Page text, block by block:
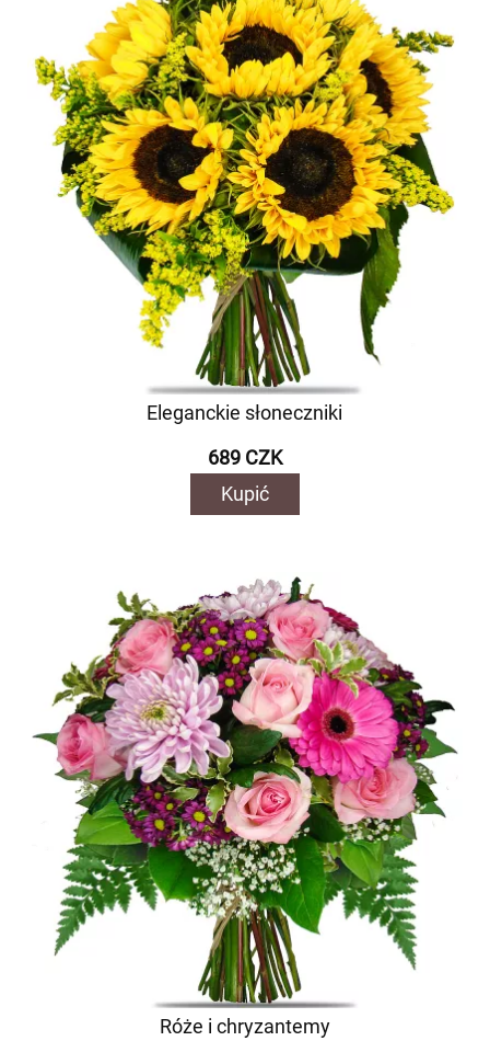
Eleganckie słoneczniki
689 CZK
Kupić
Róże i chryzantemy